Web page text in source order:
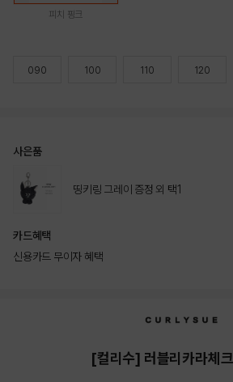
피치 핑크
090 100 110 120
사은품
띵키링 그레이 증정 외 택1
카드혜택
신용카드 무이자 혜택
[컬리수] 러블리카라체